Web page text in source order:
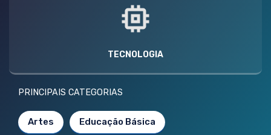
TECNOLOGIA
PRINCIPAIS CATEGORIAS
Artes Educação Básica